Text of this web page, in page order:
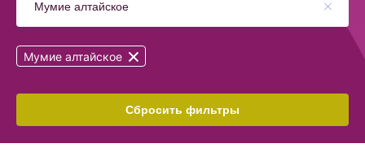
Сбросить фильтры
Мумие алтайское